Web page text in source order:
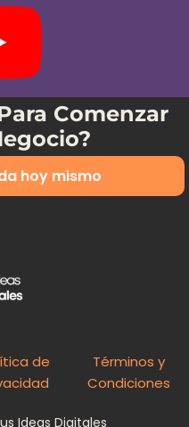
Comenzar
hoy mismo
de
Términos y
Condiciones
Ideas Digitales